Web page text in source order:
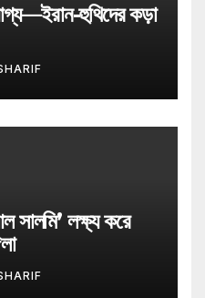
হুথিদের কড়া
সালমি’ লক্ষ্য করে